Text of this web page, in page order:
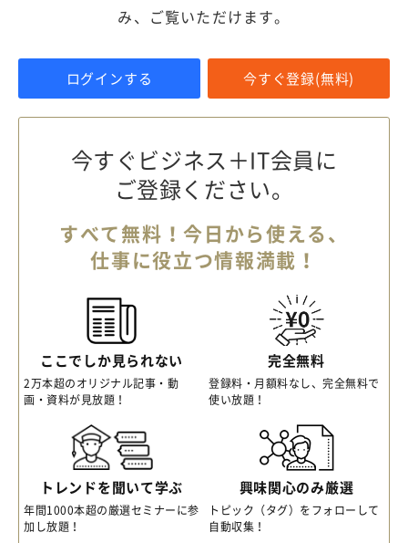
み、ご覧いただけます。
ログインする 今すぐ登録(無料)
今すぐビジネス＋IT会員に
ご登録ください。
すべて無料！今日から使える、
仕事に役立つ情報満載！
ここでしか見られない
2万本超のオリジナル記事・動
画・資料が見放題！
完全無料
登録料・月額料なし、完全無料で
使い放題！
トレンドを聞いて学ぶ
年間1000本超の厳選セミナーに参
加し放題！
興味関心のみ厳選
トピック（タグ）をフォローして
自動収集！